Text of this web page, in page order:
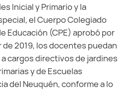
Inicial y Primario y la
el Cuerpo Colegiado
Educación (CPE) aprobó por
2019, los docentes puedan
cargos directivos de jardines
y de Escuelas
del Neuquén, conforme a lo